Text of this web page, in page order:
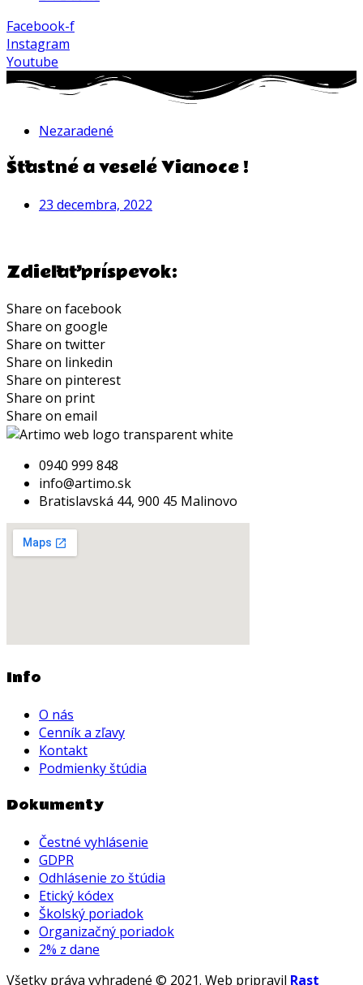
Facebook-f
Instagram
Youtube
Nezaradené
Šťastné a veselé Vianoce !
23 decembra, 2022
Zdieľať príspevok:
Share on facebook
Share on google
Share on twitter
Share on linkedin
Share on pinterest
Share on print
Share on email
0940 999 848
info@artimo.sk
Bratislavská 44, 900 45 Malinovo
Info
O nás
Cenník a zľavy
Kontakt
Podmienky štúdia
Dokumenty
Čestné vyhlásenie
GDPR
Odhlásenie zo štúdia
Etický kódex
Školský poriadok
Organizačný poriadok
2% z dane
Všetky práva vyhradené © 2021. Web pripravil Rast